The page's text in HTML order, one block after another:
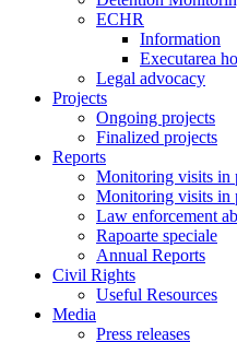
ECHR
Information
Executarea
Legal advocacy
Projects
Ongoing projects
Finalized projects
Reports
Monitoring visits in
Monitoring visits in
Law enforcement
Rapoarte speciale
Annual Reports
Civil Rights
Useful Resources
Media
Press releases